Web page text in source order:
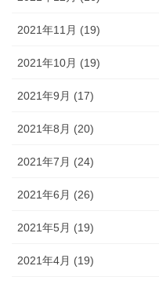
2021年11月 (19)
2021年10月 (19)
2021年9月 (17)
2021年8月 (20)
2021年7月 (24)
2021年6月 (26)
2021年5月 (19)
2021年4月 (19)